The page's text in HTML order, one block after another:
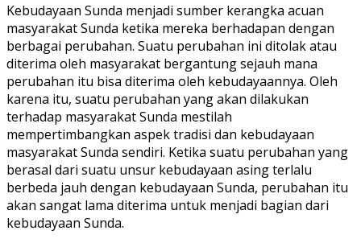
Kebudayaan Sunda menjadi sumber kerangka acuan
masyarakat Sunda ketika mereka berhadapan dengan
berbagai perubahan. Suatu perubahan ini ditolak atau
diterima oleh masyarakat bergantung sejauh mana
perubahan itu bisa diterima oleh kebudayaannya. Oleh
karena itu, suatu perubahan yang akan dilakukan
terhadap masyarakat Sunda mestilah
mempertimbangkan aspek tradisi dan kebudayaan
masyarakat Sunda sendiri. Ketika suatu perubahan yang
berasal dari suatu unsur kebudayaan asing terlalu
berbeda jauh dengan kebudayaan Sunda, perubahan itu
akan sangat lama diterima untuk menjadi bagian dari
kebudayaan Sunda.